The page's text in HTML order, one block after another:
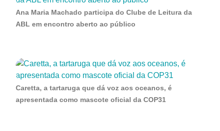
Ana Maria Machado participa do Clube de Leitura da
ABL em encontro aberto ao público
Caretta, a tartaruga que dá voz aos oceanos, é
apresentada como mascote oficial da COP31